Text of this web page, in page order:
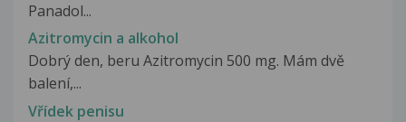
Panadol...
Azitromycin a alkohol
Dobrý den, beru Azitromycin 500 mg. Mám dvě
balení,...
Vřídek penisu